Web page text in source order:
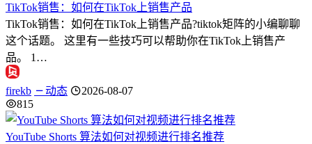
TikTok销售：如何在TikTok上销售产品
TikTok销售：如何在TikTok上销售产品?tiktok矩阵的小编聊聊
这个话题。 这里有一些技巧可以帮助你在TikTok上销售产
品。 1…
firekb 动态
2026-08-07
815
YouTube Shorts 算法如何对视频进行排名推荐